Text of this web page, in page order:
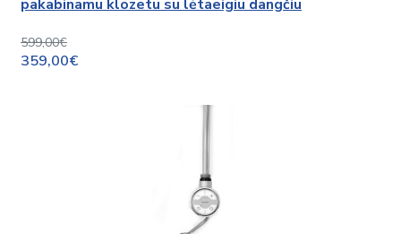
pakabinamu klozetu su lėtaeigiu dangčiu
599,00€
359,00€